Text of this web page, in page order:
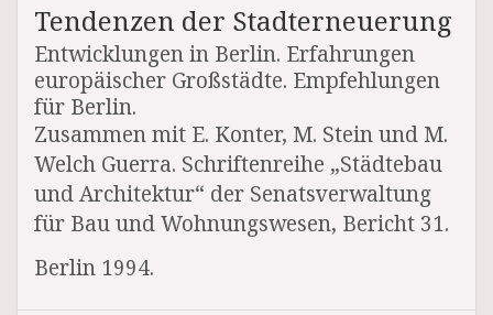
Tendenzen der Stadterneuerung
Entwicklungen in Berlin. Erfahrungen
europäischer Großstädte. Empfehlungen
für Berlin.
Zusammen mit E. Konter, M. Stein und M.
Welch Guerra. Schriftenreihe „Städtebau
und Architektur“ der Senatsverwaltung
für Bau und Wohnungswesen, Bericht 31.
Berlin 1994.